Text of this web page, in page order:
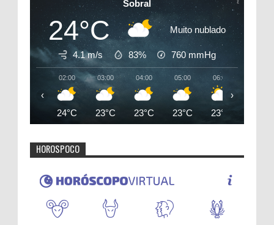
Sobral
24°C Muito nublado
4.1 m/s 83% 760mmHg
02:00
24°C
03:00
23°C
04:00
23°C
05:00
23°C
06:00
23°C
‹ ›
HOROSPOCO